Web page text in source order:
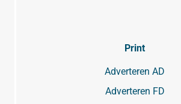
Print
Adverteren AD
Adverteren FD